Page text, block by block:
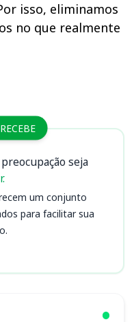
isso, eliminamos
no que realmente
seja
um conjunto
para facilitar sua